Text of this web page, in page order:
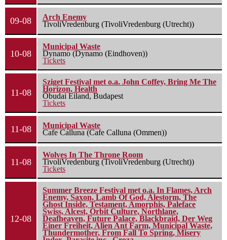
09-08
Arch Enemy
TivoliVredenburg (TivoliVredenburg (Utrecht))
10-08
Municipal Waste
Dynamo (Dynamo (Eindhoven))
Tickets
11-08
Sziget Festival met o.a. John Coffey, Bring Me The
Horizon, Health
Óbudai Eiland, Budapest
Tickets
11-08
Municipal Waste
Cafe Calluna (Cafe Calluna (Ommen))
11-08
Wolves In The Throne Room
TivoliVredenburg (TivoliVredenburg (Utrecht))
Tickets
12-08
Summer Breeze Festival met o.a. In Flames, Arch
Enemy, Saxon, Lamb Of God, Alestorm, The
Ghost Inside, Testament, Amorphis, Paleface
Swiss, Alcest, Orbit Culture, Northlane,
Deafheaven, Future Palace, Blackbraid, Der Weg
Einer Freiheit, Alien Ant Farm, Municipal Waste,
Thundermother, From Fall To Spring, Misery